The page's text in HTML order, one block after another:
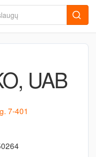
UAB
7-401